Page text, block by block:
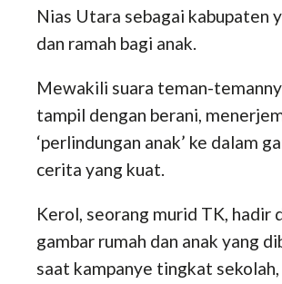
Nias Utara sebagai kabupaten
dan ramah bagi anak.
Mewakili suara teman-
tampil dengan berani,
‘perlindungan anak’ ke dalam
cerita yang kuat.
Kerol, seorang murid TK, hadir
gambar rumah dan anak yang
saat kampanye tingkat